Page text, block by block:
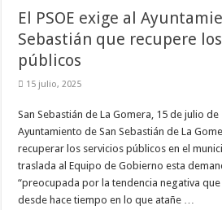
El PSOE exige al
Sebastián que recupere
públicos
15 julio, 2025
San Sebastián de La Gomera, 15 de julio de
Ayuntamiento de San Sebastián de La
recuperar los servicios públicos en el
traslada al Equipo de Gobierno esta
“preocupada por la tendencia negativa
desde hace tiempo en lo que atañe …